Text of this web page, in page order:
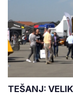
TEŠANJ: